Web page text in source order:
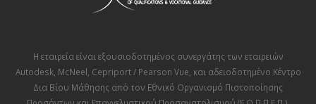
Η εταιρεία είναι εξουσιοδοτημένος συνεργάτης των εταιρειών
Autodesk, McNeel Cepriport / Pearson Vue , και αδειοδοτημένο Κέντρο
Δια Βίου Μάθησης από τον Εθνικό Οργανισμό Πιστοποίησης